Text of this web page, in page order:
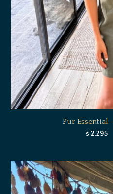
Pur Essential
$ 2.295